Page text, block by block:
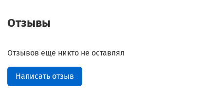
Отзывы
Отзывов еще никто не оставлял
Написать отзыв